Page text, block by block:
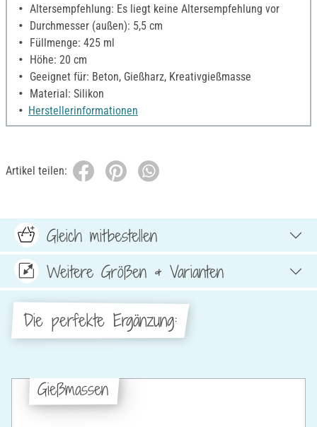
Altersempfehlung: Es liegt keine Altersempfehlung vor
Durchmesser (außen): 5,5 cm
Füllmenge: 425 ml
Höhe: 20 cm
Geeignet für: Beton, Gießharz, Kreativgießmasse
Material: Silikon
Herstellerinformationen
Artikel teilen:
Gleich mitbestellen
Weitere Größen & Varianten
Die perfekte Ergänzung:
Gießmassen